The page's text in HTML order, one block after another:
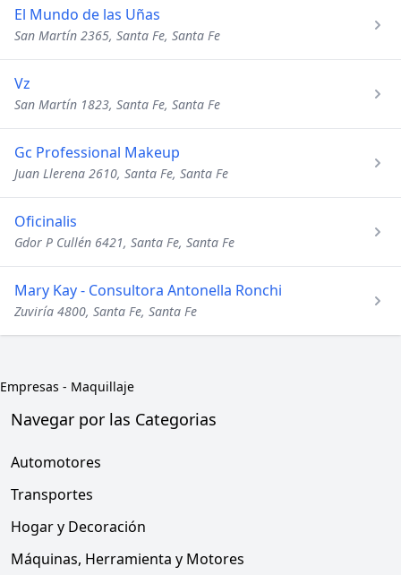
El Mundo de las Uñas
San Martín 2365, Santa Fe, Santa Fe
Vz
San Martín 1823, Santa Fe, Santa Fe
Gc Professional Makeup
Juan Llerena 2610, Santa Fe, Santa Fe
Oficinalis
Gdor P Cullén 6421, Santa Fe, Santa Fe
Mary Kay - Consultora Antonella Ronchi
Zuviría 4800, Santa Fe, Santa Fe
Empresas - Maquillaje
Navegar por las Categorias
Automotores
Transportes
Hogar y Decoración
Máquinas, Herramienta y Motores